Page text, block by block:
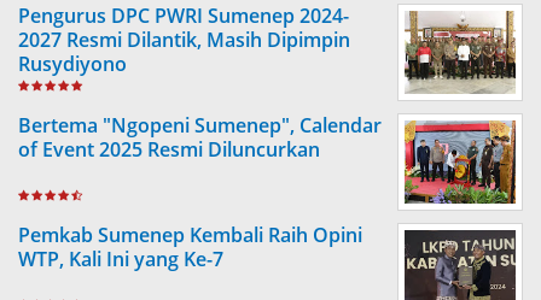
Pengurus DPC PWRI Sumenep 2024-
2027 Resmi Dilantik, Masih Dipimpin
Rusydiyono
Bertema "Ngopeni Sumenep", Calendar
of Event 2025 Resmi Diluncurkan
Pemkab Sumenep Kembali Raih Opini
WTP, Kali Ini yang Ke-7